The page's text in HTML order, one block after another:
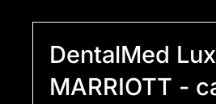
DentalMed
MARRIOTT -